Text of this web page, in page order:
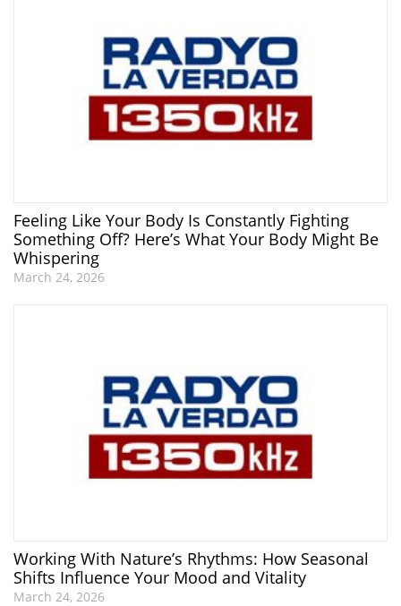
Feeling Like Your Body Is Constantly Fighting
Something Off? Here’s What Your Body Might Be
Whispering
March 24, 2026
Working With Nature’s Rhythms: How Seasonal
Shifts Influence Your Mood and Vitality
March 24, 2026